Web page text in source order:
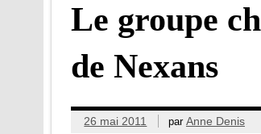
Le groupe
de Nexans
26 mai 2011 par Anne Denis